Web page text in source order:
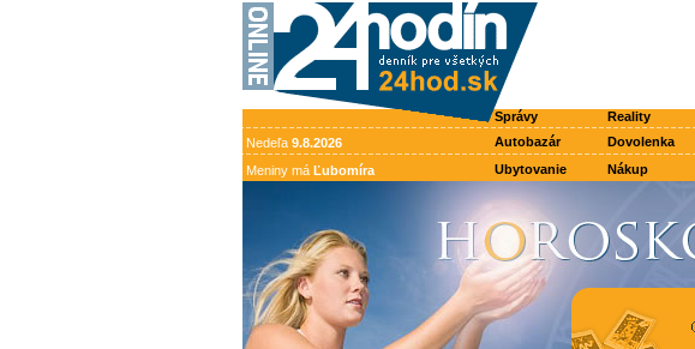
Správy Reality
Nedeľa 9.8.2026 Autobazár Dovolenka
Meniny má Ľubomíra Ubytovanie Nákup